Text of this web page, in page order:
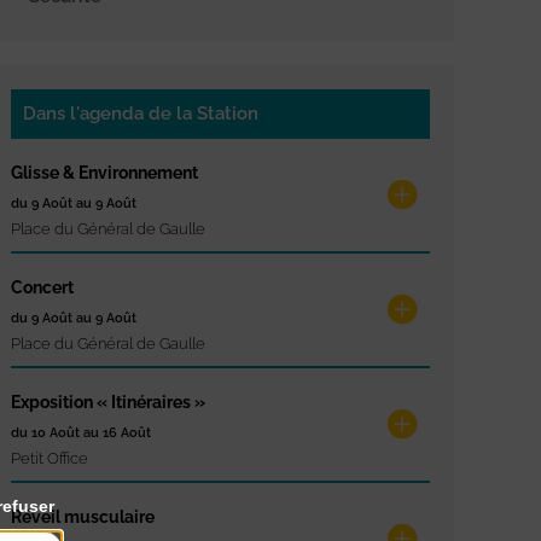
Dans l'agenda de la Station
Glisse & Environnement
du 9 Août au 9 Août
Place du Général de Gaulle
Concert
du 9 Août au 9 Août
Place du Général de Gaulle
Exposition « Itinéraires »
du 10 Août au 16 Août
Petit Office
Réveil musculaire